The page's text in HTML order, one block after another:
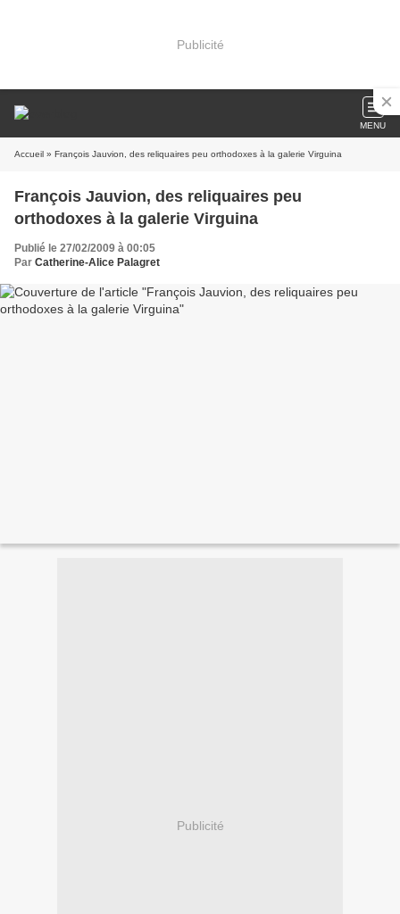
Publicité
MENU
Accueil » François Jauvion, des reliquaires peu orthodoxes à la galerie Virguina
François Jauvion, des reliquaires peu
orthodoxes à la galerie Virguina
Publié le 27/02/2009 à 00:05
Par Catherine-Alice Palagret
Publicité